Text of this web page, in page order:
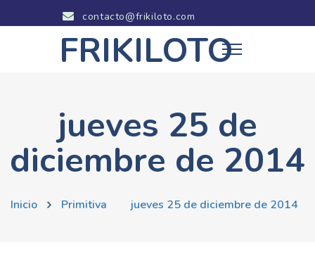
contacto@frikiloto.com
FRIKILOTO
jueves 25 de
diciembre de 2014
Inicio Primitiva jueves 25 de diciembre de 2014